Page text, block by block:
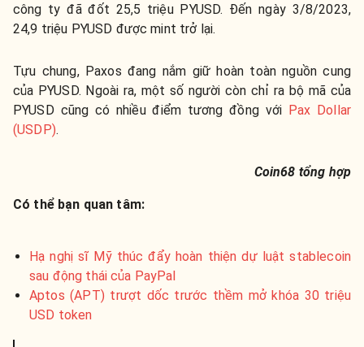
công ty đã đốt 25,5 triệu PYUSD. Đến ngày 3/8/2023,
24,9 triệu PYUSD được mint trở lại.
Tựu chung, Paxos đang nắm giữ hoàn toàn nguồn cung
của PYUSD. Ngoài ra, một số người còn chỉ ra bộ mã của
PYUSD cũng có nhiều điểm tương đồng với Pax Dollar
(USDP).
Coin68 tổng hợp
Có thể bạn quan tâm:
Hạ nghị sĩ Mỹ thúc đẩy hoàn thiện dự luật stablecoin
sau động thái của PayPal
Aptos (APT) trượt dốc trước thềm mở khóa 30 triệu
USD token